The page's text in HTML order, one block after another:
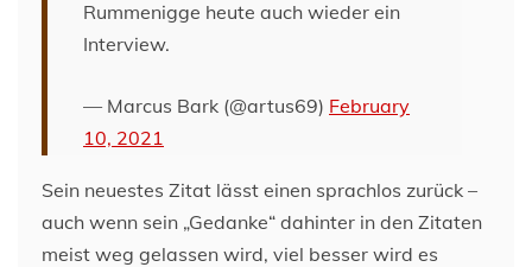
Rummenigge heute auch wieder ein
Interview.
— Marcus Bark (@artus69) February
10, 2021
Sein neuestes Zitat lässt einen sprachlos zurück –
auch wenn sein „Gedanke“ dahinter in den Zitaten
meist weg gelassen wird, viel besser wird es